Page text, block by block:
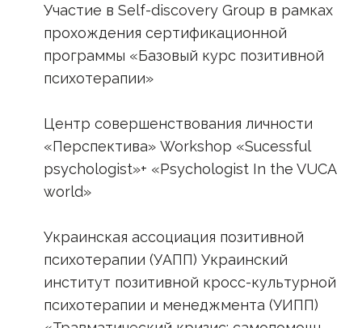
Участие в Self-discovery Group в рамках
прохождения сертификационной
программы «Базовый курс позитивной
психотерапии»
Центр совершенствования личности
«Перспектива» Workshop «Sucessful
psychologist»+ «Psychologist In the VUCA
world»
Украинская ассоциация позитивной
психотерапии (УАПП) Украинский
институт позитивной кросс-культурной
психотерапии и менеджмента (УИПП)